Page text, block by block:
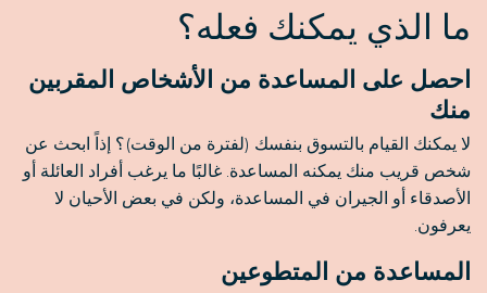
ما الذي يمكنك فعله؟
احصل على المساعدة من الأشخاص المقربين
منك
لا يمكنك القيام بالتسوق بنفسك (لفترة من الوقت)؟ إذاً ابحث عن
شخص قريب منك يمكنه المساعدة. غالبًا ما يرغب أفراد العائلة أو
الأصدقاء أو الجيران في المساعدة، ولكن في بعض الأحيان لا
يعرفون.
المساعدة من المتطوعين